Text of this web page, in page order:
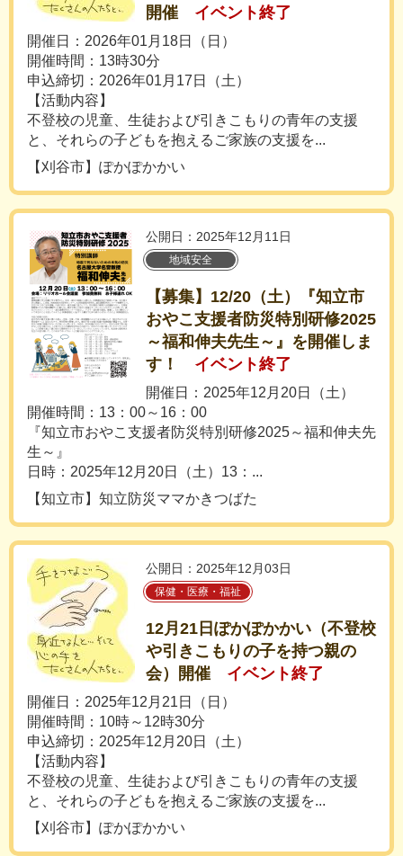
開催
イベント終了
開催日：2026年01月18日（日）
開催時間：13時30分
申込締切：2026年01月17日（土）
【活動内容】
不登校の児童、生徒および引きこもりの青年の支援
と、それらの子どもを抱えるご家族の支援を...
【刈谷市】ぽかぽかかい
公開日：2025年12月11日
地域安全
【募集】12/20（土）『知立市
おやこ支援者防災特別研修2025
～福和伸夫先生～』を開催しま
す！
イベント終了
開催日：2025年12月20日（土）
開催時間：13：00～16：00
『知立市おやこ支援者防災特別研修2025～福和伸夫先
生～』
日時：2025年12月20日（土）13：...
【知立市】知立防災ママかきつばた
公開日：2025年12月03日
保健・医療・福祉
12月21日ぽかぽかかい（不登校
や引きこもりの子を持つ親の
会）開催
イベント終了
開催日：2025年12月21日（日）
開催時間：10時～12時30分
申込締切：2025年12月20日（土）
【活動内容】
不登校の児童、生徒および引きこもりの青年の支援
と、それらの子どもを抱えるご家族の支援を...
【刈谷市】ぽかぽかかい